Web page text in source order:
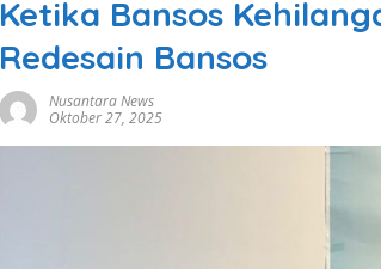
Ketika Bansos
Redesain Bansos
Nusantara News
Oktober 27, 2025